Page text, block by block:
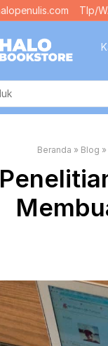
Tlp/
Beranda » Blog »